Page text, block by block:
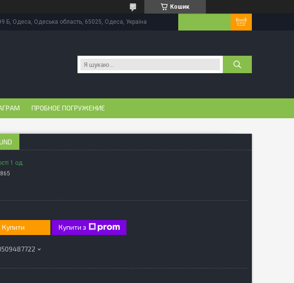
Кошик
Б, Одеса, Одеська область, 65025, Одеса, Україна
ПРОБНОЕ ПОГРУЖЕНИЕ
1 од.
Купити Купити з